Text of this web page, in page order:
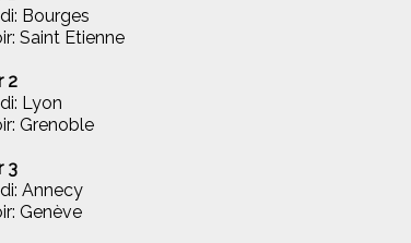
Bourges
Saint Etienne
2
Lyon
Grenoble
3
Annecy
Genève